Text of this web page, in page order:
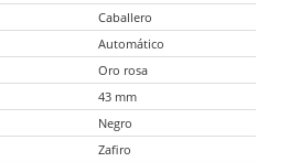
Caballero
Automático
Oro rosa
43 mm
Negro
Zafiro